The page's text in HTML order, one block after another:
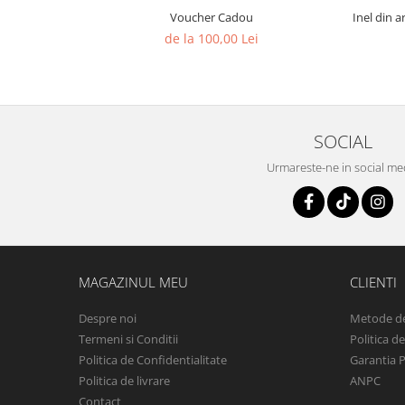
Voucher Cadou
de la 100,00 Lei
Inel din
SOCIAL
Urmareste-ne in social
MAGAZINUL MEU
Despre noi
Termeni si Conditii
Politica de Confidentialitate
Politica de livrare
Contact
CLIENTI
Metode
Politica
Garantia
ANPC